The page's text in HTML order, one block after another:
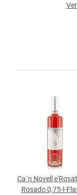
Ca´n Novell
Rosado 0,75-l-